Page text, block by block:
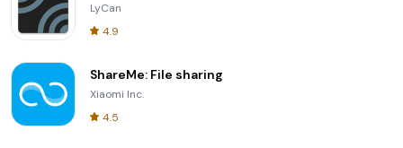
LyCan
4.9
ShareMe: File sharing
Xiaomi Inc.
4.5